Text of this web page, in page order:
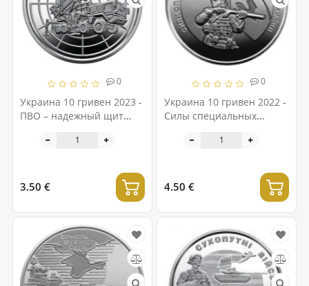
0
Украина 10 гривен 2023 -
ПВО – надежный щит
3.50 €
0
Украина 10 гривен 2022 -
Силы специальных
сил Украины
4.50 €